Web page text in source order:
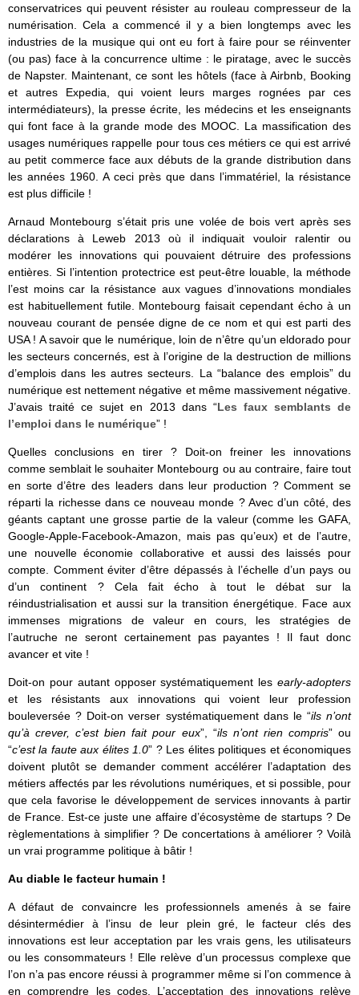
conservatrices qui peuvent résister au rouleau compresseur de la
numérisation. Cela a commencé il y a bien longtemps avec les
industries de la musique qui ont eu fort à faire pour se réinventer
(ou pas) face à la concurrence ultime : le piratage, avec le succès
de Napster. Maintenant, ce sont les hôtels (face à Airbnb, Booking
et autres Expedia, qui voient leurs marges rognées par ces
intermédiateurs), la presse écrite, les médecins et les enseignants
qui font face à la grande mode des MOOC. La massification des
usages numériques rappelle pour tous ces métiers ce qui est arrivé
au petit commerce face aux débuts de la grande distribution dans
les années 1960. A ceci près que dans l’immatériel, la résistance
est plus difficile !
Arnaud Montebourg s’était pris une volée de bois vert après ses
déclarations à Leweb 2013 où il indiquait vouloir ralentir ou
modérer les innovations qui pouvaient détruire des professions
entières. Si l’intention protectrice est peut-être louable, la méthode
l’est moins car la résistance aux vagues d’innovations mondiales
est habituellement futile. Montebourg faisait cependant écho à un
nouveau courant de pensée digne de ce nom et qui est parti des
USA ! A savoir que le numérique, loin de n’être qu’un eldorado pour
les secteurs concernés, est à l’origine de la destruction de millions
d’emplois dans les autres secteurs. La “balance des emplois” du
numérique est nettement négative et même massivement négative.
J’avais traité ce sujet en 2013 dans “Les faux semblants de
l’emploi dans le numérique” !
Quelles conclusions en tirer ? Doit-on freiner les innovations
comme semblait le souhaiter Montebourg ou au contraire, faire tout
en sorte d’être des leaders dans leur production ? Comment se
réparti la richesse dans ce nouveau monde ? Avec d’un côté, des
géants captant une grosse partie de la valeur (comme les GAFA,
Google-Apple-Facebook-Amazon, mais pas qu’eux) et de l’autre,
une nouvelle économie collaborative et aussi des laissés pour
compte. Comment éviter d’être dépassés à l’échelle d’un pays ou
d’un continent ? Cela fait écho à tout le débat sur la
réindustrialisation et aussi sur la transition énergétique. Face aux
immenses migrations de valeur en cours, les stratégies de
l’autruche ne seront certainement pas payantes ! Il faut donc
avancer et vite !
Doit-on pour autant opposer systématiquement les early-adopters
et les résistants aux innovations qui voient leur profession
bouleversée ? Doit-on verser systématiquement dans le “ils n’ont
qu’à crever, c’est bien fait pour eux”, “ils n’ont rien compris” ou
“c’est la faute aux élites 1.0” ? Les élites politiques et économiques
doivent plutôt se demander comment accélérer l’adaptation des
métiers affectés par les révolutions numériques, et si possible, pour
que cela favorise le développement de services innovants à partir
de France. Est-ce juste une affaire d’écosystème de startups ? De
règlementations à simplifier ? De concertations à améliorer ? Voilà
un vrai programme politique à bâtir !
Au diable le facteur humain !
A défaut de convaincre les professionnels amenés à se faire
désintermédier à l’insu de leur plein gré, le facteur clés des
innovations est leur acceptation par les vrais gens, les utilisateurs
ou les consommateurs ! Elle relève d’un processus complexe que
l’on n’a pas encore réussi à programmer même si l’on commence à
en comprendre les codes. L’acceptation des innovations relève